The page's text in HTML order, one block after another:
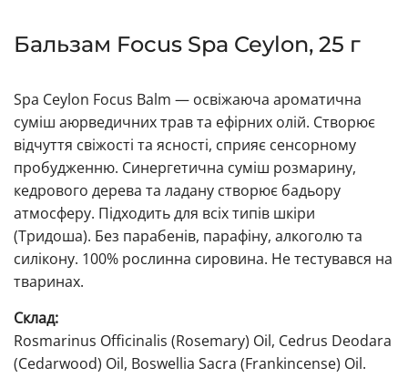
Бальзам Focus Spa Ceylon, 25 г
Spa Ceylon Focus Balm — освіжаюча ароматична
суміш аюрведичних трав та ефірних олій. Створює
відчуття свіжості та ясності, сприяє сенсорному
пробудженню. Синергетична суміш розмарину,
кедрового дерева та ладану створює бадьору
атмосферу. Підходить для всіх типів шкіри
(Тридоша). Без парабенів, парафіну, алкоголю та
силікону. 100% рослинна сировина. Не тестувався на
тваринах.
Склад:
Rosmarinus Officinalis (Rosemary) Oil, Cedrus Deodara
(Cedarwood) Oil, Boswellia Sacra (Frankincense) Oil.